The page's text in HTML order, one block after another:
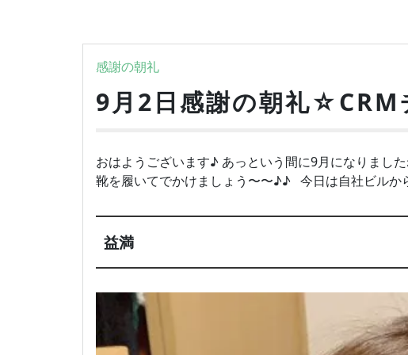
感謝の朝礼
9月2日感謝の朝礼☆CRM
おはようございます♪ あっという間に9月になりまし
靴を履いてでかけましょう〜〜♪♪ 今日は自社ビル
益満